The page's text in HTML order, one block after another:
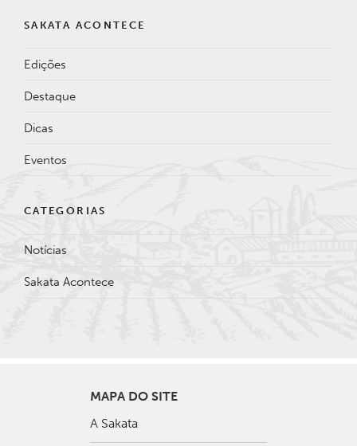
SAKATA ACONTECE
Edições
Destaque
Dicas
Eventos
CATEGORIAS
Notícias
Sakata Acontece
MAPA DO SITE
A Sakata